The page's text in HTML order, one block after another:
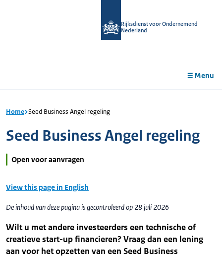
Rijksdienst voor Ondernemend
Nederland
Menu
Home Seed Business Angel regeling
Seed Business Angel regeling
Open voor aanvragen
View this page in English
De inhoud van deze pagina is gecontroleerd op 28 juli 2026
Wilt u met andere investeerders een technische of
creatieve start-up financieren? Vraag dan een lening
aan voor het opzetten van een Seed Business